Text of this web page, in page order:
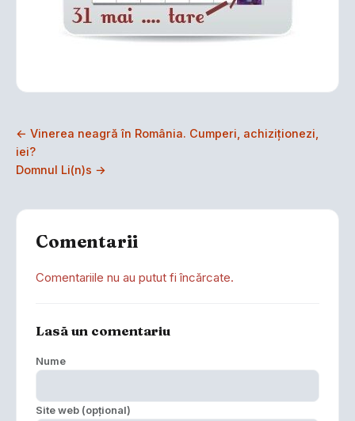
← Vinerea neagră în România. Cumperi, achiziţionezi,
iei?
Domnul Li(n)s →
Comentarii
Comentariile nu au putut fi încărcate.
Lasă un comentariu
Nume
Site web (opțional)